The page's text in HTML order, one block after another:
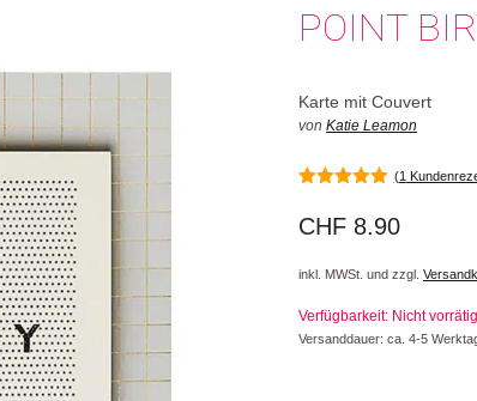
POINT
Karte mit Couvert
von Katie Leamon
(1
CHF 8.90
inkl. MWSt. und zzgl.
Verfügbarkeit: Nicht vorrätig
Versanddauer: ca. 4-5